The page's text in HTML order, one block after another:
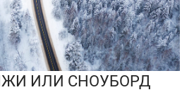
ИЛИ СНОУБОРД